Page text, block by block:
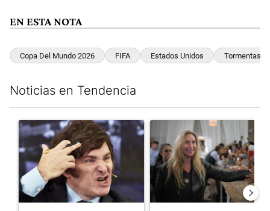
EN ESTA NOTA
Copa Del Mundo 2026 FIFA Estados Unidos Tormentas
Noticias en Tendencia
Un artículo de tendencia con el título "Yo, Milei" con 3
Un artículo de tendencia